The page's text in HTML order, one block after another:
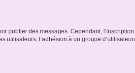
publier des messages. Cependant,
l’adhésion à un groupe